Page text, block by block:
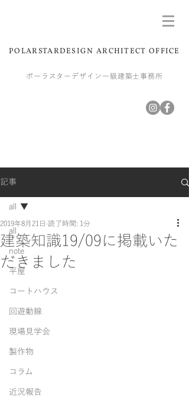
POLARSTARDESIGN ARCHITECT OFFICE
ポーラスターデザイン一級建築士事務所
記事
all
note
平屋
コートハウス
回遊動線
現場見学会
製作物
コラム
近況報告
all
建築知識19/09に掲載いた
だきました
2019年8月21日 読了時間: 1分